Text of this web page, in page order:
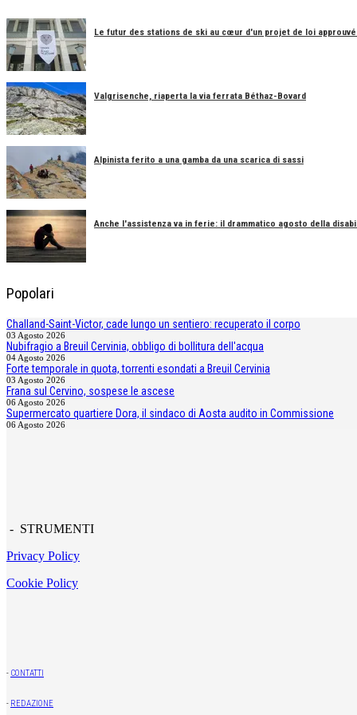
Le futur des stations de ski au cœur d'un projet de loi approuvé
Valgrisenche, riaperta la via ferrata Béthaz-Bovard
Alpinista ferito a una gamba da una scarica di sassi
Anche l'assistenza va in ferie: il drammatico agosto della
Popolari
Challand-Saint-Victor, cade lungo un sentiero: recuperato il corpo
03 Agosto 2026
Nubifragio a Breuil Cervinia, obbligo di bollitura dell'acqua
04 Agosto 2026
Forte temporale in quota, torrenti esondati a Breuil Cervinia
03 Agosto 2026
Frana sul Cervino, sospese le ascese
06 Agosto 2026
Supermercato quartiere Dora, il sindaco di Aosta audito in Commissione
06 Agosto 2026
- STRUMENTI
Privacy Policy
Cookie Policy
- CONTATTI
- REDAZIONE